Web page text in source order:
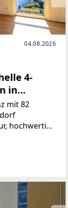
04.08.2026
4-
in
mit 82
hochwertige
zu
der